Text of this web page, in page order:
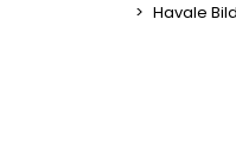
Havale